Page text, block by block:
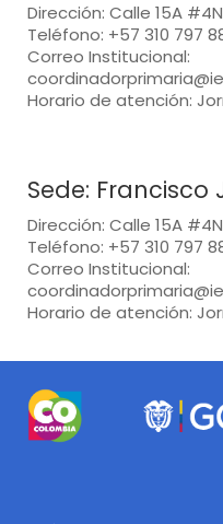
Dirección: Calle 15A
Teléfono: +57 310 797
Correo Institucional:
Horario de atención:
Sede:
Dirección: Calle 15A
Teléfono: +57 310 797
Correo Institucional:
Horario de atención: